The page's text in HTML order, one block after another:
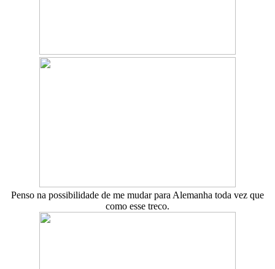
Penso na possibilidade de me mudar para Alemanha toda vez que
como esse treco.